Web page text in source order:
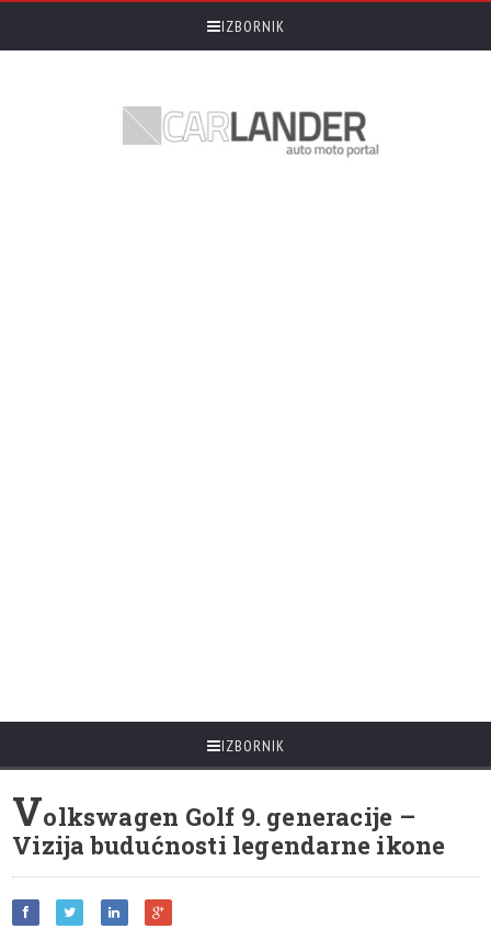
IZBORNIK
IZBORNIK
Volkswagen Golf 9. generacije –
Vizija budućnosti legendarne ikone